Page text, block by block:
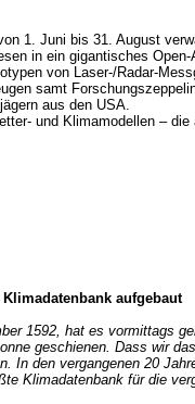
1. Juni bis 31. August
in ein gigantisches Open-
von Laser-/Radar-
samt
aus den USA.
und Klimamodellen –
aufgebaut
1592, hat es vormittags
geschienen. Dass wir
In den vergangenen 20
Klimadatenbank für die